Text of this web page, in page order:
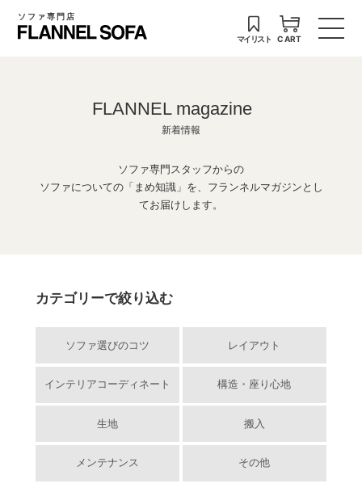
ソファ専門店
マイリスト CART
FLANNEL magazine
新着情報
ソファ専門スタッフからの
ソファについての「まめ知識」を、フランネルマガジンとし
てお届けします。
カテゴリーで絞り込む
ソファ選びのコツ レイアウト
インテリアコーディネート 構造・座り心地
生地 搬入
メンテナンス その他